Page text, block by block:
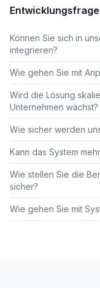
Können Sie sich in
integrieren?
Wie gehen Sie mit
Wird die Lösung
Unternehmen wächst?
Wie sicher werden
Kann das System
Wie stellen Sie die
sicher?
Wie gehen Sie mit